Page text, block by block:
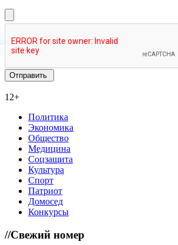
12+
Политика
Экономика
Общество
Медицина
Соцзащита
Культура
Спорт
Патриот
Домосед
Конкурсы
//Свежий номер